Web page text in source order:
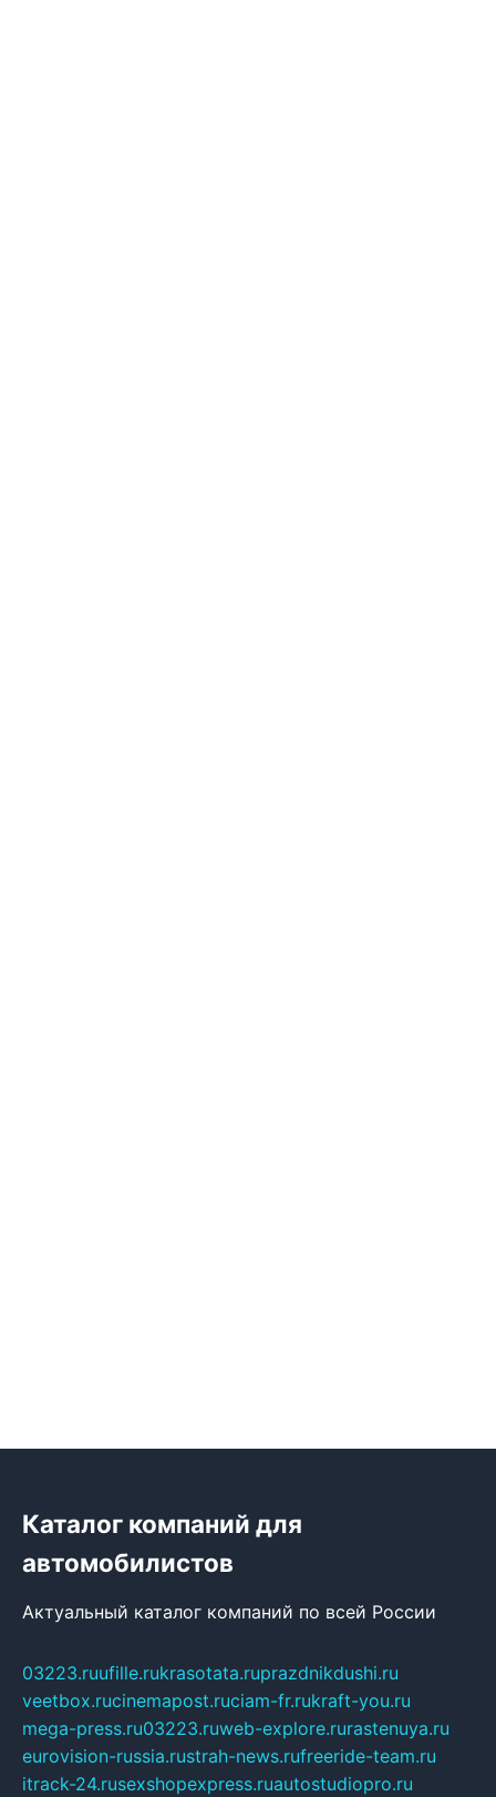
Каталог компаний для
автомобилистов
Актуальный каталог компаний по всей России
03223.ruufille.rukrasotata.ruprazdnikdushi.ru
veetbox.rucinemapost.ruciam-fr.rukraft-you.ru
mega-press.ru03223.ruweb-explore.rurastenuya.ru
eurovision-russia.rustrah-news.rufreeride-team.ru
itrack-24.rusexshopexpress.ruautostudiopro.ru